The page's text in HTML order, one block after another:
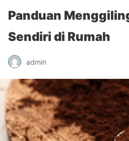
Panduan
Sendiri di Rumah
admin